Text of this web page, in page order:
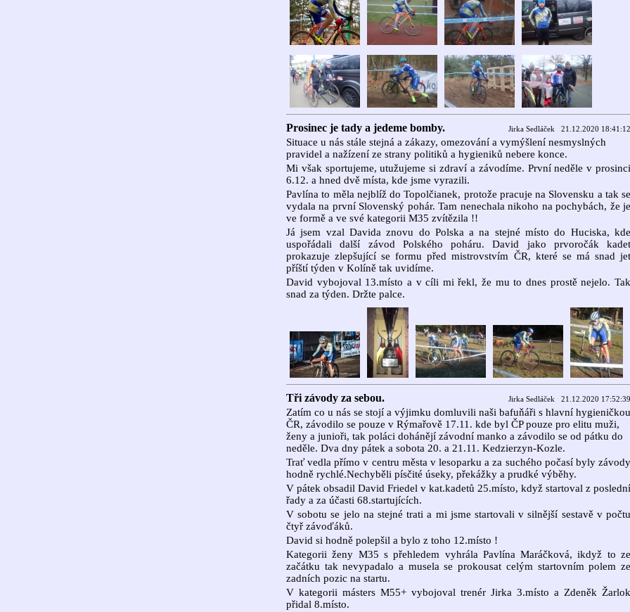
Prosinec je tady a jedeme bomby. Jirka Sedláček 21.12.2020 18:41:12
Situace u nás stále stejná a zákazy, omezování a vymýšlení nesmyslných
pravidel a nažízení ze strany politiků a hygieniků nebere konce.
Mi však sportujeme, utužujeme si zdraví a závodíme. První neděle v prosinci
6.12. a hned dvě místa, kde jsme vyrazili.
Pavlína to měla nejblíž do Topolčianek, protože pracuje na Slovensku a tak se
vydala na první Slovenský pohár. Tam nenechala nikoho na pochybách, že je
ve formě a ve své kategorii M35 zvítězila !!
Já jsem vzal Davida znovu do Polska a na stejné místo do Huciska, kde
uspořádali další závod Polského poháru. David jako prvoročák kadet
prokazuje zlepšující se formu před mistrovstvím ČR, které se má snad jet
příští týden v Kolíně tak uvidíme.
David vybojoval 13.místo a v cíli mi řekl, že mu to dnes prostě nejelo. Tak
snad za týden. Držte palce.
Tři závody za sebou. Jirka Sedláček 21.12.2020 17:52:39
Zatím co u nás se stojí a výjimku domluvili naši bafuňáři s hlavní hygieničkou
ČR, závodilo se pouze v Rýmařově 17.11. kde byl ČP pouze pro elitu muži,
ženy a junioři, tak poláci dohánějí závodní manko a závodilo se od pátku do
neděle. Dva dny pátek a sobota 20. a 21.11. Kedzierzyn-Kozle.
Trať vedla přímo v centru města v lesoparku a za suchého počasí byly závody
hodně rychlé.Nechyběli písčité úseky, překážky a prudké výběhy.
V pátek obsadil David Friedel v kat.kadetů 25.místo, když startoval z poslední
řady a za účasti 68.startujících.
V sobotu se jelo na stejné trati a mi jsme startovali v silnější sestavě v počtu
čtyř závoďáků.
David si hodně polepšil a bylo z toho 12.místo !
Kategorii ženy M35 s přehledem vyhrála Pavlína Maráčková, ikdyž to ze
začátku tak nevypadalo a musela se prokousat celým startovním polem ze
zadních pozic na startu.
V kategorii másters M55+ vybojoval trenér Jirka 3.místo a Zdeněk Žarlok
přidal 8.místo.